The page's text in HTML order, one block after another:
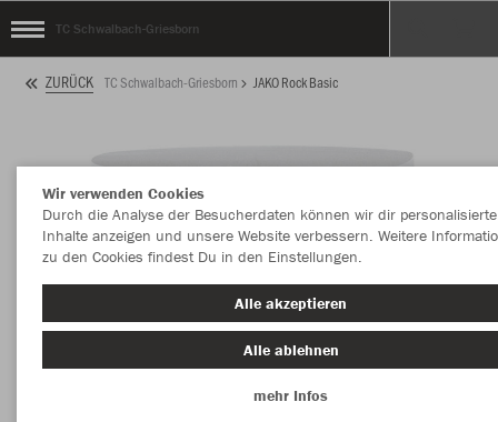
TC Schwalbach-Griesborn
ZURÜCK TC Schwalbach-Griesborn JAKO Rock Basic
Wir verwenden Cookies
Durch die Analyse der Besucherdaten können wir dir personalisierte
Inhalte anzeigen und unsere Website verbessern. Weitere
zu den Cookies findest Du in den Einstellungen.
Alle akzeptieren
Alle ablehnen
mehr Infos